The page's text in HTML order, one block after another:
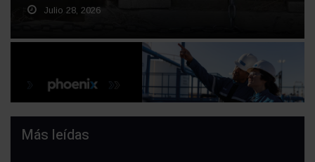
Julio 28, 2026
Más leídas